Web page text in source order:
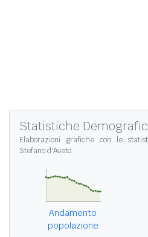
Statistiche
Elaborazioni grafiche con le
Stefano d'Aveto
Andamento
popolazione